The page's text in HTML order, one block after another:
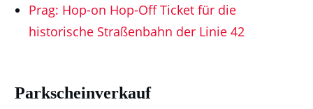
Prag: Hop-on Hop-Off Ticket für die
historische Straßenbahn der Linie 42
Parkscheinverkauf